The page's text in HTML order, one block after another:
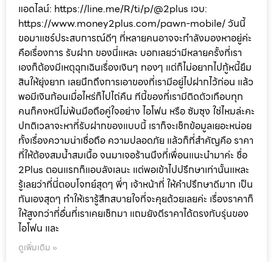
แอดไลน์: https://line.me/R/ti/p/@2plus เวบ:
https://www.money2plus.com/pawn-mobile/ วันนี้
ขอมาแชร์ประสบการณ์ดีๆ ที่หลายคนอาจจะกำลังมองหาอยู่ค่ะ
คือเรื่องการ รับฝาก ของนี่แหละ บอกเลยว่ามีหลายครั้งที่เรา
เองก็ต้องมีเหตุฉุกเฉินเรื่องเงินๆ ทองๆ แต่ก็ไม่อยากไปกู้หนี้ยืม
สินให้ยุ่งยาก เลยนึกถึงการเอาของที่เรามีอยู่ไปฝากไว้ก่อน แล้ว
พอมีเงินก้อนเมื่อไหร่ก็ไปไถ่คืน ทีนี้ของที่เรามีติดตัวเกือบทุก
คนก็คงหนีไม่พ้นมือถือคู่ใจอย่าง ไอโฟน หรือ ซัมซุง ใช่ไหมล่ะคะ
ปกติเวลาจะหาที่รับฝากของแบบนี้ เราก็จะเช็กข้อมูลเยอะหน่อย
ทั้งเรื่องความน่าเชื่อถือ ความปลอดภัย แล้วก็ที่สำคัญคือ ราคา
ที่ให้ต้องสมน้ำสมเนื้อ จนมาเจอร้านนึงที่เพื่อนแนะนำมาค่ะ ชื่อ
2Plus ตอนแรกก็แอบลังเลนะ แต่พอเข้าไปปรึกษาเท่านั้นแหละ
รู้เลยว่าที่นี่ตอบโจทย์สุดๆ พี่ๆ เจ้าหน้าที่ ให้คำปรึกษาดีมาก เป็น
กันเองสุดๆ ทำให้เรารู้สึกสบายใจที่จะคุยด้วยเลยค่ะ เรื่องราคาก็
ให้สูงกว่าที่อื่นที่เราเคยเช็กมา แถมยังตีราคาได้ตรงกับรุ่นของ
ไอโฟน และ
ดูเพิ่มเติม »